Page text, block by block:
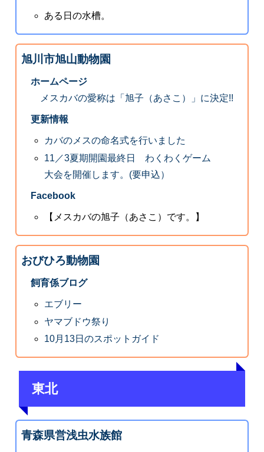
ある日の水槽。
旭川市旭山動物園
ホームページ
メスカバの愛称は「旭子（あさこ）」に決定!!
更新情報
カバのメスの命名式を行いました
11／3夏期開園最終日 わくわくゲーム
大会を開催します。(要申込）
Facebook
【メスカバの旭子（あさこ）です。】
おびひろ動物園
飼育係ブログ
エブリー
ヤマブドウ祭り
10月13日のスポットガイド
東北
青森県営浅虫水族館